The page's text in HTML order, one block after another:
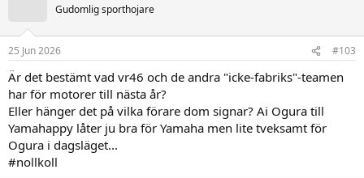
e
:
Gudomlig sporthojare
25 Jun 2026 #103
Är det bestämt vad vr46 och de andra "icke-fabriks"-teamen
har för motorer till nästa år?
Eller hänger det på vilka förare dom signar? Ai Ogura till
Yamahappy låter ju bra för Yamaha men lite tveksamt för
Ogura i dagsläget...
#nollkoll